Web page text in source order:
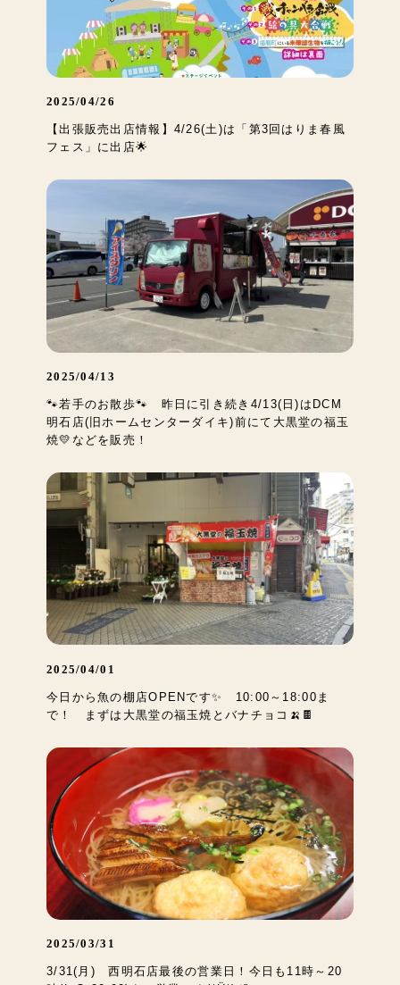
2025/04/26
【出張販売出店情報】4/26(土)は「第3回はりま春風
フェス」に出店🌟
2025/04/13
🐾若手のお散歩🐾 昨日に引き続き4/13(日)はDCM
明石店(旧ホームセンターダイキ)前にて大黒堂の福玉
焼💛などを販売！
2025/04/01
今日から魚の棚店OPENです✨ 10:00～18:00ま
で！ まずは大黒堂の福玉焼とバナチョコ🍌🍫
2025/03/31
3/31(月) 西明石店最後の営業日！今日も11時～20